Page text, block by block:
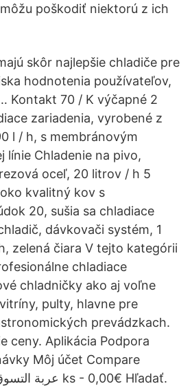
poškodiť niektorú z ich
skôr najlepšie chladiče pre
hodnotenia používateľov,
Kontakt 70 / K výčapné 2
zariadenia, vyrobené z
l / h, s membránovým
línie Chladenie na pivo,
oceľ, 20 litrov / h 5
kvalitný kov s
20, sušia sa chladiace
dávkovači systém, 1
zelená čiara V tejto kategórii
chladiace
chladničky ako aj voľne
pulty, hlavne pre
prevádzkach.
ceny. Aplikácia Podpora
Môj účet Compare